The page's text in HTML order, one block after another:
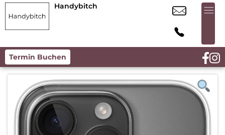
Handybitch
Termin Buchen